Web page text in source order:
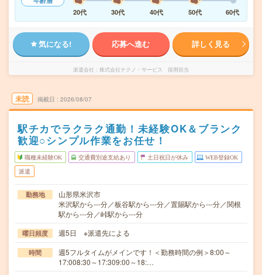
20代
30代 40代 50代 60代
気になる! 応募へ進む 詳しく見る
派遣会社 株式会社テクノ・サービス 採用担当
未読 掲載日 2026/08/07
駅チカでラクラク通勤！未経験OK＆ブランク
歓迎○シンプル作業をお任せ！
職種未経験OK 交通費別途支給あり 土日祝日が休み WEB登録OK
派遣
勤務地
山形県米沢市
米沢駅から---分／板谷駅から---分／置賜駅から---分／関根
駅から---分／峠駅から---分
曜日頻度 週5日 ※派遣先による
時間
週5フルタイムがメインです！＜勤務時間の例＞8:00～
17:008:30～17:309:00～18:…